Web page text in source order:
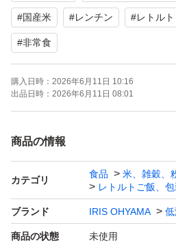
喫煙者、ペットなし。
上記の件をご理解頂ける方のみ
細かいことが気になる方、神経
発送後の不良、破損、紛失など
いませんので、ご了承下さい。
返品、返金なども受け付けており
簡易包装で発送します。
#国産米 #レンチン #レトルト
#非常食
購入日時： 2026年6月11日 10:16
出品日時： 2026年6月11日 08:01
商品の情報
カテゴリ
食品 米、雑穀、
レトルトご飯、
ブランド IRIS OHYAMA
商品の状態 未使用